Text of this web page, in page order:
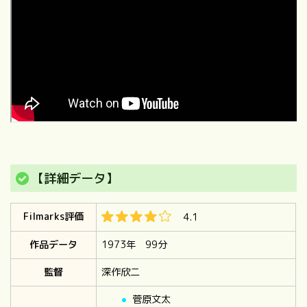
【詳細データ】
Filmarks評価
4.1
作品データ
1973年 99分
監督
深作欣二
菅原文太